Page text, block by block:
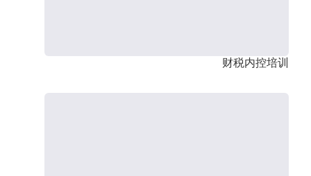
财税内控培训